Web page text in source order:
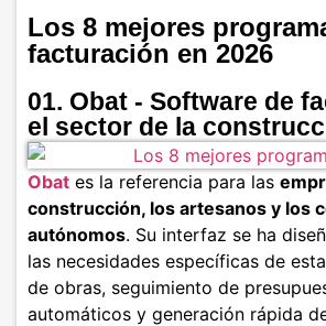
Los 8 mejores
facturación en 2026
01. Obat - Software de
el sector de la
Obat es la referencia para las
construcción, los artesanos y los
autónomos. Su interfaz se ha
las necesidades específicas de
de obras, seguimiento de
automáticos y generación rápida